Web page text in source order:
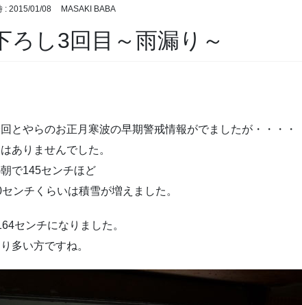
: 2015/01/08 MASAKI BABA
ろし3回目～雨漏り～
とやらのお正月寒波の早期警戒情報がでましたが・・・・
ありませんでした。
で145センチほど
ンチくらいは積雪が増えました。
センチになりました。
多い方ですね。